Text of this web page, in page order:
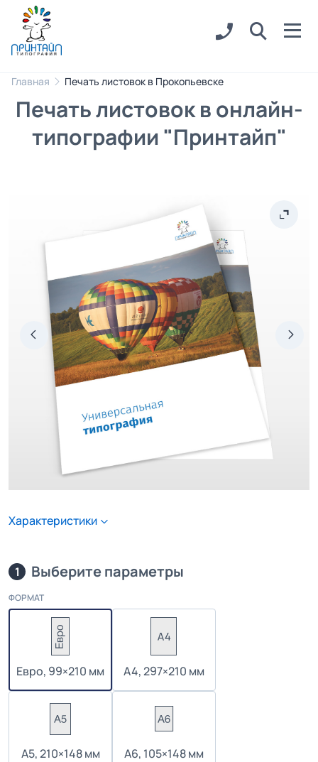
Главная Печать листовок в Прокопьевске
Печать листовок в онлайн-
типографии "Принтайп"
Характеристики
1 Выберите параметры
ФОРМАТ
Евро, 99×210 мм А4, 297×210 мм
А5, 210×148 мм А6, 105×148 мм